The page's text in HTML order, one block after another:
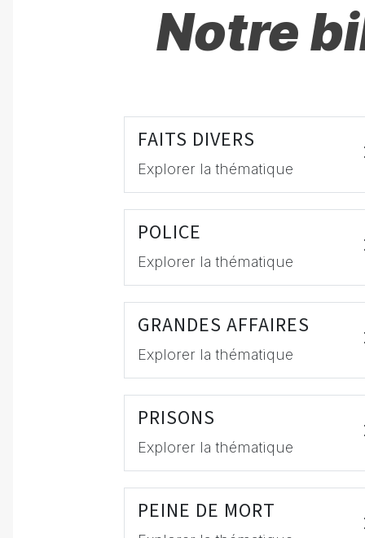
Notre
FAITS DIVERS
Explorer la thématique
POLICE
Explorer la thématique
GRANDES AFFAIRES
Explorer la thématique
PRISONS
Explorer la thématique
PEINE DE MORT